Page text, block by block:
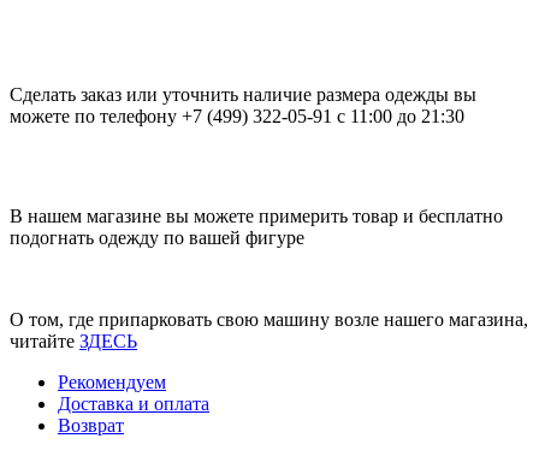
Сделать заказ или уточнить наличие размера одежды вы
можете по телефону +7 (499) 322-05-91 с 11:00 до 21:30
В нашем магазине вы можете примерить товар и бесплатно
подогнать одежду по вашей фигуре
О том, где припарковать свою машину возле нашего магазина,
читайте ЗДЕСЬ
Рекомендуем
Доставка и оплата
Возврат